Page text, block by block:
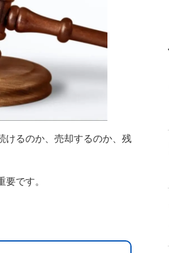
けるのか、売却するのか、残
です。